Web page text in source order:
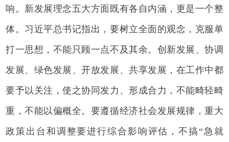
响。新发展理念五大方面既有各自内涵，更是一个整
体。习近平总书记指出，要树立全面的观念，克服单
打一思想，不能只顾一点不及其余。创新发展、协调
发展、绿色发展、开放发展、共享发展，在工作中都
要予以关注，使之协同发力、形成合力，不能畸轻畸
重，不能以偏概全。要遵循经济社会发展规律，重大
政策出台和调整要进行综合影响评估，不搞“急就